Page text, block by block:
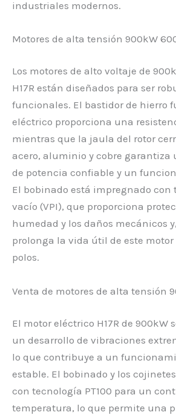
industriales modernos.
Motores de alta tensión 900kW
Los motores de alto voltaje de
H17R están diseñados para ser
funcionales. El bastidor de hierro
eléctrico proporciona una
mientras que la jaula del rotor
acero, aluminio y cobre garantiza
de potencia confiable y un
El bobinado está impregnado con
vacío (VPI), que proporciona
humedad y los daños mecánicos
prolonga la vida útil de este motor
polos.
Venta de motores de alta tensión
El motor eléctrico H17R de 900kW
un desarrollo de vibraciones
lo que contribuye a un
estable. El bobinado y los
con tecnología PT100 para un
temperatura, lo que permite una